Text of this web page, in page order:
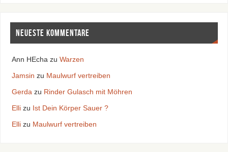
Neueste Kommentare
Ann HEcha zu Warzen
Jamsin zu Maulwurf vertreiben
Gerda zu Rinder Gulasch mit Möhren
Ellizu Ist Dein Körper Sauer ?
Ellizu Maulwurf vertreiben